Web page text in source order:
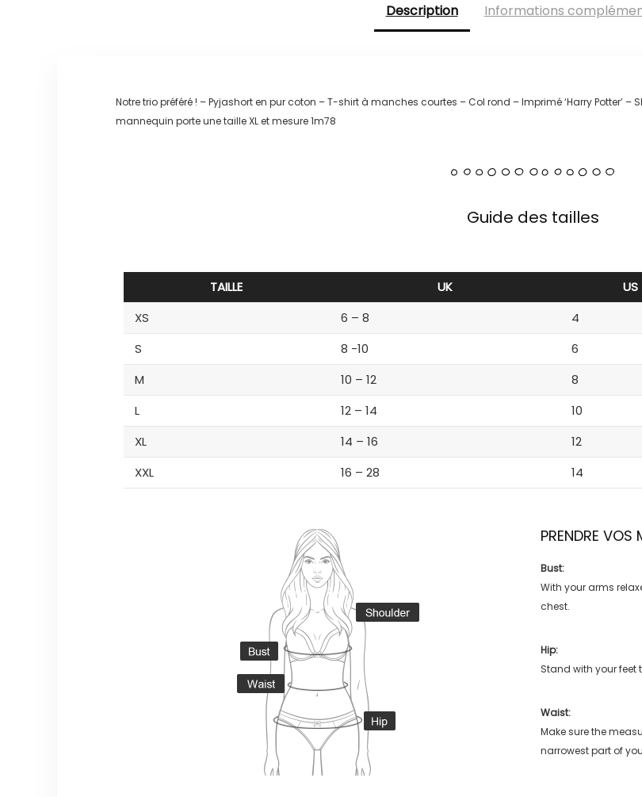
Description Informations
Notre trio préféré ! – Pyjashort en pur coton – T-shirt à manches courtes – Col rond – Imprimé ‘Harry Potter’
mannequin porte une taille XL et mesure 1m78
Guide des tailles
TAILLE UK US
XS
6 – 8 4
S
8 -10 6
M
10 – 12 8
L
12 – 14 10
XL
14 – 16 12
XXL
16 – 28 14
PRENDRE VOS
Bust:
With your arms
chest.
Hip:
Stand with your feet
Waist:
Make sure the
narrowest part of